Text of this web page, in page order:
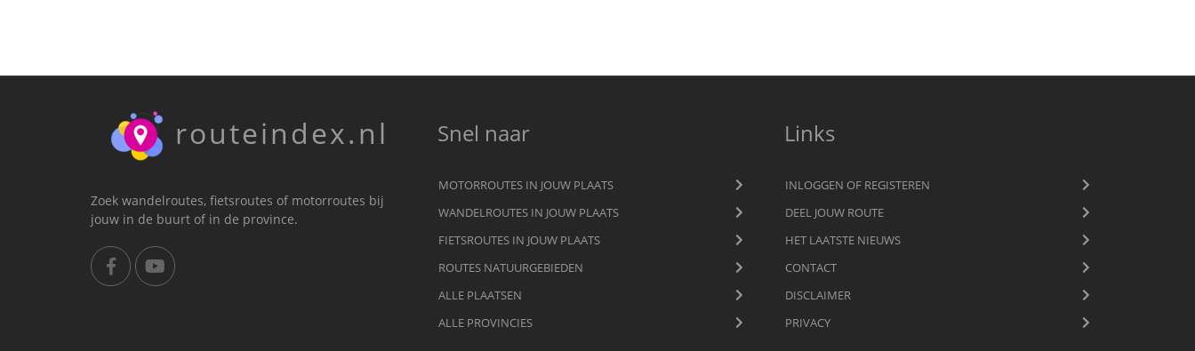
routeindex.nl
Zoek wandelroutes, fietsroutes of motorroutes bij
jouw in de buurt of in de province.
Snel naar
MOTORROUTES IN JOUW PLAATS
WANDELROUTES IN JOUW PLAATS
FIETSROUTES IN JOUW PLAATS
ROUTES NATUURGEBIEDEN
ALLE PLAATSEN
ALLE PROVINCIES
Links
INLOGGEN OF REGISTEREN
DEEL JOUW ROUTE
HET LAATSTE NIEUWS
CONTACT
DISCLAIMER
PRIVACY